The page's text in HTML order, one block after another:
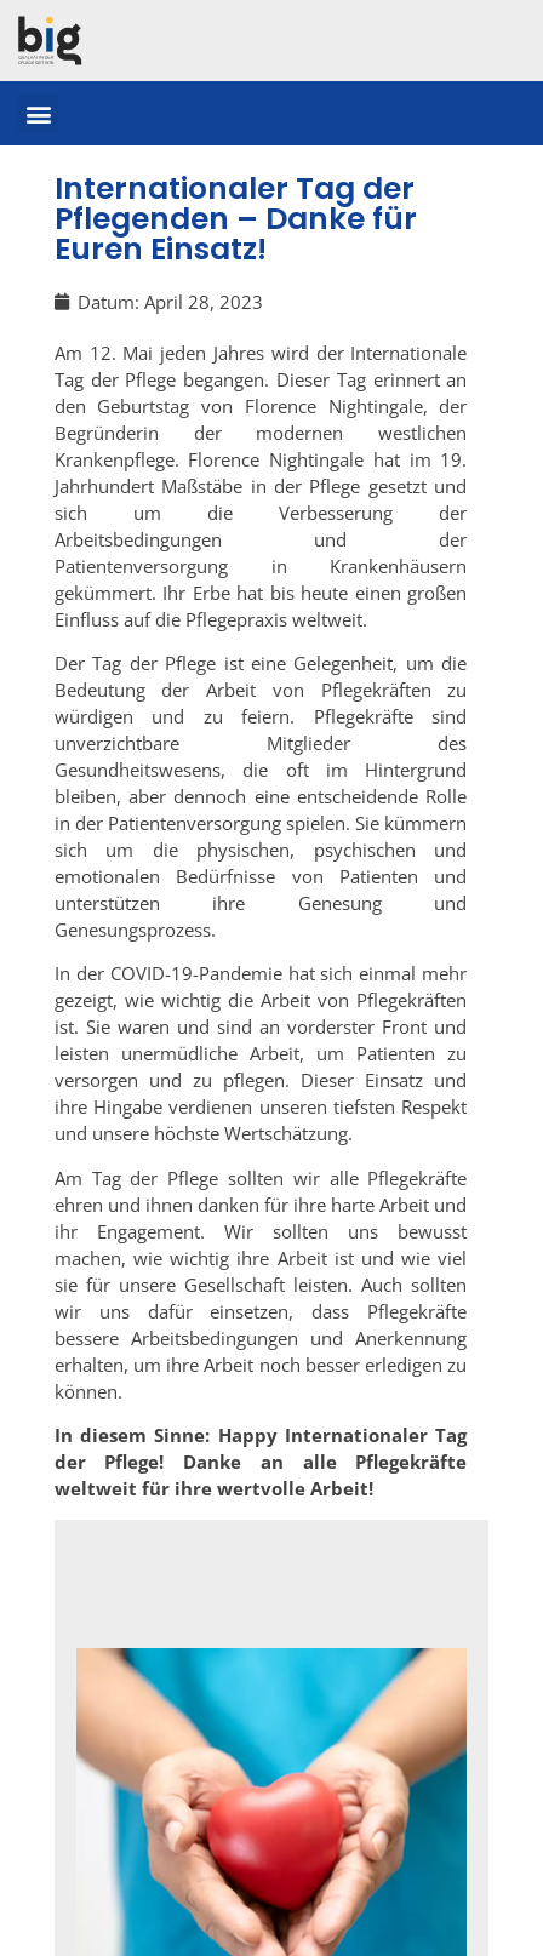
Internationaler Tag der
Pflegenden – Danke für
Euren Einsatz!
Datum: April 28, 2023
Am 12. Mai jeden Jahres wird der Internationale
Tag der Pflege begangen. Dieser Tag erinnert an
den Geburtstag von Florence Nightingale, der
Begründerin der modernen westlichen
Krankenpflege. Florence Nightingale hat im 19.
Jahrhundert Maßstäbe in der Pflege gesetzt und
sich um die Verbesserung der
Arbeitsbedingungen und der
Patientenversorgung in Krankenhäusern
gekümmert. Ihr Erbe hat bis heute einen großen
Einfluss auf die Pflegepraxis weltweit.
Der Tag der Pflege ist eine Gelegenheit, um die
Bedeutung der Arbeit von Pflegekräften zu
würdigen und zu feiern. Pflegekräfte sind
unverzichtbare Mitglieder des
Gesundheitswesens, die oft im Hintergrund
bleiben, aber dennoch eine entscheidende Rolle
in der Patientenversorgung spielen. Sie kümmern
sich um die physischen, psychischen und
emotionalen Bedürfnisse von Patienten und
unterstützen ihre Genesung und
Genesungsprozess.
In der COVID-19-Pandemie hat sich einmal mehr
gezeigt, wie wichtig die Arbeit von Pflegekräften
ist. Sie waren und sind an vorderster Front und
leisten unermüdliche Arbeit, um Patienten zu
versorgen und zu pflegen. Dieser Einsatz und
ihre Hingabe verdienen unseren tiefsten Respekt
und unsere höchste Wertschätzung.
Am Tag der Pflege sollten wir alle Pflegekräfte
ehren und ihnen danken für ihre harte Arbeit und
ihr Engagement. Wir sollten uns bewusst
machen, wie wichtig ihre Arbeit ist und wie viel
sie für unsere Gesellschaft leisten. Auch sollten
wir uns dafür einsetzen, dass Pflegekräfte
bessere Arbeitsbedingungen und Anerkennung
erhalten, um ihre Arbeit noch besser erledigen zu
können.
In diesem Sinne: Happy Internationaler Tag
der Pflege! Danke an alle Pflegekräfte
weltweit für ihre wertvolle Arbeit!